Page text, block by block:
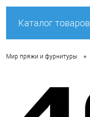
Каталог товаров
Мир пряжи и фурнитуры •